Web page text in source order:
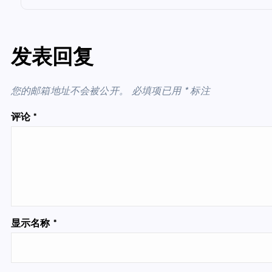
发表回复
您的邮箱地址不会被公开。 必填项已用 *标注
评论*
显示名称 *